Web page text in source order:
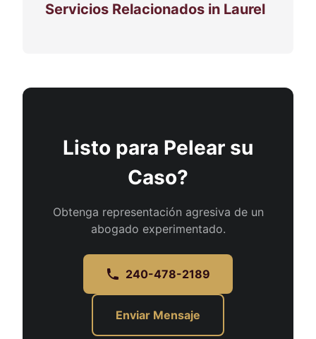
Servicios Relacionados in Laurel
Listo para Pelear su
Caso?
Obtenga representación agresiva de un
abogado experimentado.
240-478-2189
Enviar Mensaje